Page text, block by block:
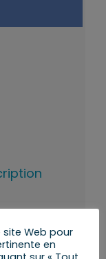
site Web pour
en